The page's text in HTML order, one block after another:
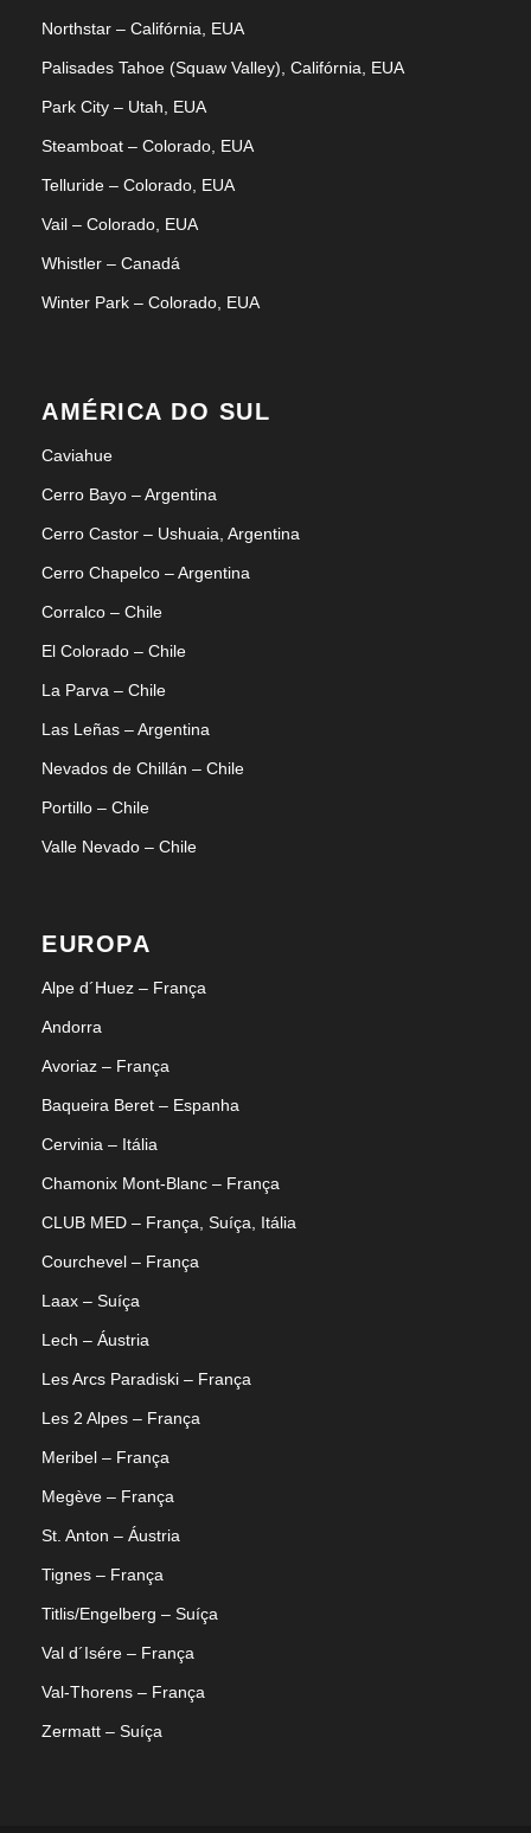
Northstar – Califórnia, EUA
Palisades Tahoe (Squaw Valley), Califórnia, EUA
Park City – Utah, EUA
Steamboat – Colorado, EUA
Telluride – Colorado, EUA
Vail – Colorado, EUA
Whistler – Canadá
Winter Park – Colorado, EUA
AMÉRICA DO SUL
Caviahue
Cerro Bayo – Argentina
Cerro Castor – Ushuaia, Argentina
Cerro Chapelco – Argentina
Corralco – Chile
El Colorado – Chile
La Parva – Chile
Las Leñas – Argentina
Nevados de Chillán – Chile
Portillo – Chile
Valle Nevado – Chile
EUROPA
Alpe d´Huez – França
Andorra
Avoriaz – França
Baqueira Beret – Espanha
Cervinia – Itália
Chamonix Mont-Blanc – França
CLUB MED – França, Suíça, Itália
Courchevel – França
Laax – Suíça
Lech – Áustria
Les Arcs Paradiski – França
Les 2 Alpes – França
Meribel – França
Megève – França
St. Anton – Áustria
Tignes – França
Titlis/Engelberg – Suíça
Val d´Isére – França
Val-Thorens – França
Zermatt – Suíça